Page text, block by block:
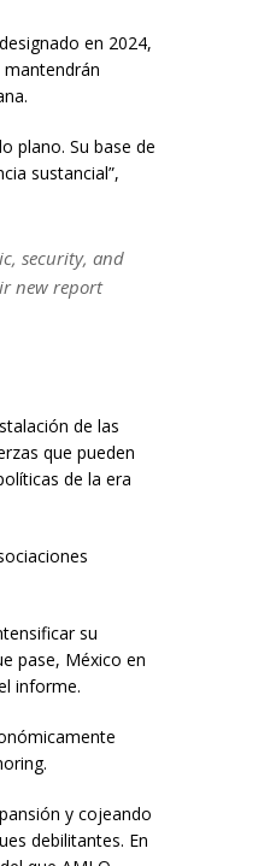
en 2024,
mantendrán
plano. Su base de
sustancial”,
security, and
new report
de las
que pueden
de la era
su
pase, México en
informe.
y cojeando
debilitantes. En